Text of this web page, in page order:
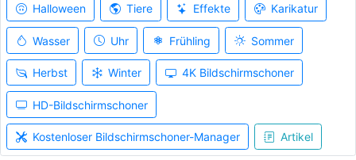
Halloween Tiere Effekte Karikatur
Wasser Uhr Frühling Sommer
Herbst Winter 4K Bildschirmschoner
HD-Bildschirmschoner
Kostenloser Bildschirmschoner-Manager Artikel